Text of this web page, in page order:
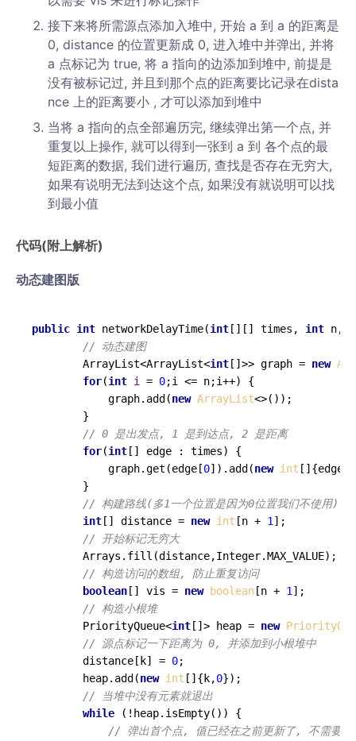
接下来将所需源点添加入堆中, 开始 a 到 a 的距离是
0, distance 的位置更新成 0, 进入堆中并弹出, 并将
a 点标记为 true, 将 a 指向的边添加到堆中, 前提是
没有被标记过, 并且到那个点的距离要比记录在dista
nce 上的距离要小 , 才可以添加到堆中
当将 a 指向的点全部遍历完, 继续弹出第一个点, 并
重复以上操作, 就可以得到一张到 a 到 各个点的最
短距离的数据, 我们进行遍历, 查找是否存在无穷大,
如果有说明无法到达这个点, 如果没有就说明可以找
到最小值
代码(附上解析)
动态建图版
public int networkDelayTime(int [][] times, int n,
// 动态建图
        ArrayList<ArrayList<
int []>> graph = new
for(int i = 0;i <= n;i++) {
            graph.add(
new ArrayList<>());
        }
// 0 是出发点, 1 是到达点, 2 是距离
for(int [] edge : times) {
            graph.get(edge[
0]).add(new int []{edge[
        }
// 构建路线(多1一个位置是因为0位置我们不使用)
int [] distance = new int [n + 1];
// 开始标记无穷大
        Arrays.fill(distance,Integer.MAX_VALUE);
// 构造访问的数组, 防止重复访问
boolean [] vis = new boolean [n + 1];
// 构造小根堆
        PriorityQueue<
int []> heap = new
// 源点标记一下距离为 0, 并添加到小根堆中
        distance[k] =
0;
        heap.add(
new int []{k,0});
// 当堆中没有元素就退出
while (!heap.isEmpty()) {
// 弹出首个点, 值已经在之前更新了, 不需要更